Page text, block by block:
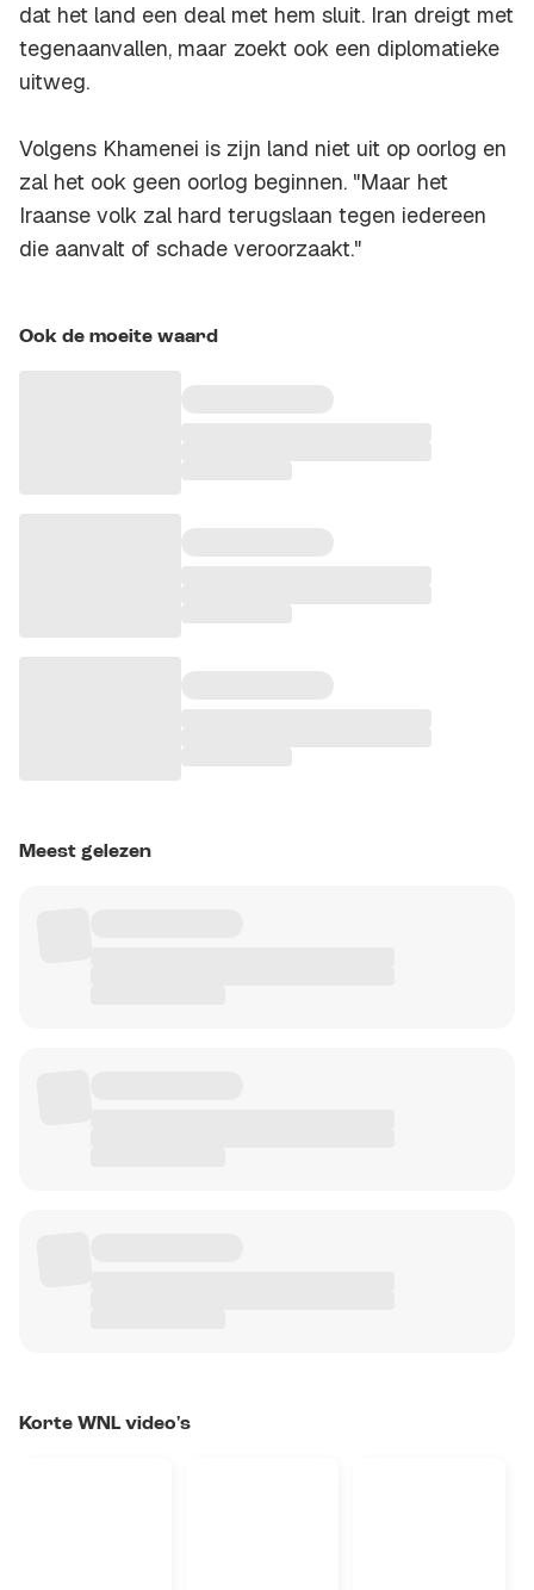
dat het land een deal met hem sluit. Iran dreigt met
tegenaanvallen, maar zoekt ook een diplomatieke
uitweg.
Volgens Khamenei is zijn land niet uit op oorlog en
zal het ook geen oorlog beginnen. "Maar het
Iraanse volk zal hard terugslaan tegen iedereen
die aanvalt of schade veroorzaakt."
Ook de moeite waard
Meest gelezen
Korte WNL video's